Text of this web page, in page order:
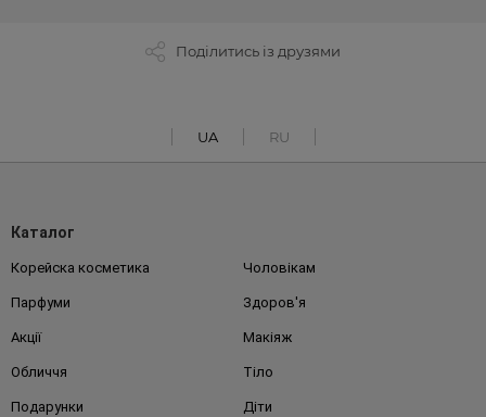
Поділитись із друзями
UA RU
Каталог
Корейска косметика Чоловікам
Парфуми Здоров'я
Акції Макіяж
Обличчя Тіло
Подарунки Діти